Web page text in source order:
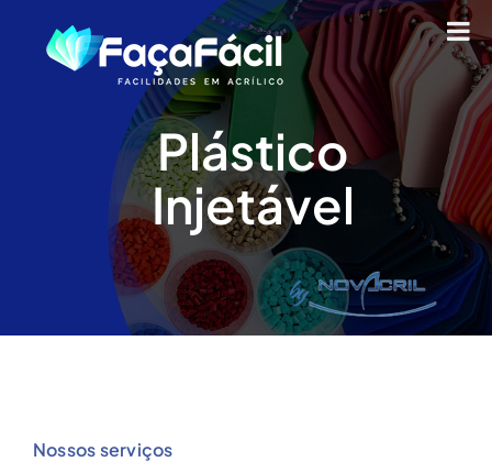
Plástico
Injetável
Nossos serviços